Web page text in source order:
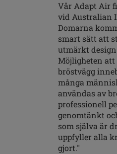
Vår Adapt Air
vid Australian
Domarna
smart sätt att
utmärkt
Möjligheten
bröstvägg
många
användas av
professionell
genomtänkt
som själva är
uppfyller alla
gjort."